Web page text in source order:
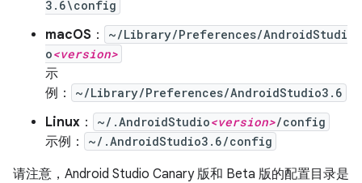
3.6\config
macOS ：
~/Library/Preferences/AndroidStudi
o<version>
示
例：
~/Library/Preferences/AndroidStudio3.6
Linux ： ~/.AndroidStudio<version>/config
示例： ~/.AndroidStudio3.6/config
请注意，Android Studio Canary 版和 Beta 版的配置目录是